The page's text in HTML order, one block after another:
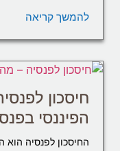
להמשך קריאה
חיסכון
הפיננסי
החיסכון לפנסיה הוא